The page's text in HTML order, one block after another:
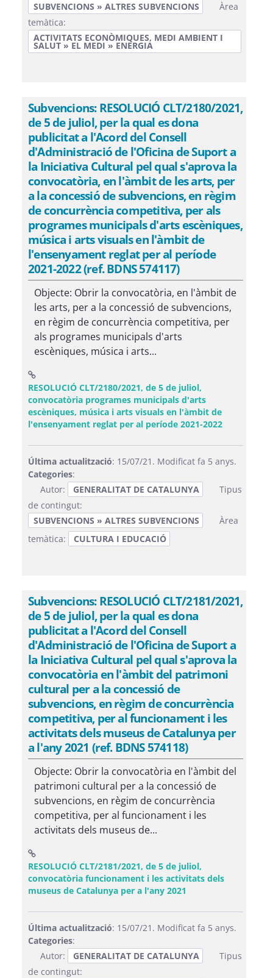
SUBVENCIONS » ALTRES SUBVENCIONS
Àrea
temàtica:
ACTIVITATS ECONÒMIQUES, MEDI AMBIENT I
SALUT » EL MEDI » ENERGIA
Subvencions: RESOLUCIÓ CLT/2180/2021,
de 5 de juliol, per la qual es dona
publicitat a l'Acord del Consell
d'Administració de l'Oficina de Suport a
la Iniciativa Cultural pel qual s'aprova la
convocatòria, en l'àmbit de les arts, per
a la concessió de subvencions, en règim
de concurrència competitiva, per als
programes municipals d'arts escèniques,
música i arts visuals en l'àmbit de
l'ensenyament reglat per al període
2021-2022 (ref. BDNS 574117)
Objecte: Obrir la convocatòria, en l'àmbit de
les arts, per a la concessió de subvencions,
en règim de concurrència competitiva, per
als programes municipals d'arts
escèniques, música i arts...
RESOLUCIÓ CLT/2180/2021, de 5 de juliol,
convocatòria programes municipals d'arts
escèniques, música i arts visuals en l'àmbit de
l'ensenyament reglat per al període 2021-2022(Obre una
Última actualització: 15/07/21. Modificat fa 5 anys.
Categories:
Autor:
GENERALITAT DE CATALUNYA
Tipus
de contingut:
SUBVENCIONS » ALTRES SUBVENCIONS
Àrea
temàtica:
CULTURA I EDUCACIÓ
Subvencions: RESOLUCIÓ CLT/2181/2021,
de 5 de juliol, per la qual es dona
publicitat a l'Acord del Consell
d'Administració de l'Oficina de Suport a
la Iniciativa Cultural pel qual s'aprova la
convocatòria en l'àmbit del patrimoni
cultural per a la concessió de
subvencions, en règim de concurrència
competitiva, per al funcionament i les
activitats dels museus de Catalunya per
a l'any 2021 (ref. BDNS 574118)
Objecte: Obrir la convocatòria en l'àmbit del
patrimoni cultural per a la concessió de
subvencions, en règim de concurrència
competitiva, per al funcionament i les
activitats dels museus de...
RESOLUCIÓ CLT/2181/2021, de 5 de juliol,
convocatòria funcionament i les activitats dels
museus de Catalunya per a l'any 2021
Última actualització: 15/07/21. Modificat fa 5 anys.
Categories:
Autor:
GENERALITAT DE CATALUNYA
Tipus
de contingut: